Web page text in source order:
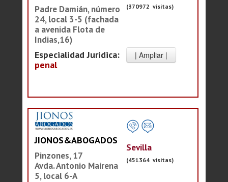
Padre Damián, número
24, local 3-5 (fachada
a avenida Flota de
Indias,16)
Especialidad Juridica:
penal
(370972 visitas)
JIONOS&ABOGADOS
Pinzones, 17
Avda. Antonio Mairena
5, local 6-A
Sevilla
(451364 visitas)